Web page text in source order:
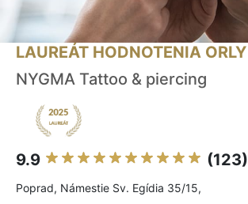
LAUREÁT HODNOTENIA ORLY
NYGMA Tattoo & piercing
9.9 (123)
Poprad, Námestie Sv. Egídia 35/15,